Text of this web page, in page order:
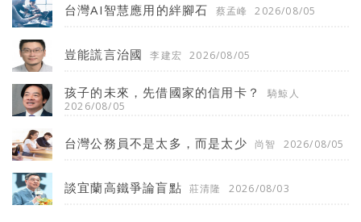
台灣AI智慧應用的絆腳石 蔡孟峰 2026/08/05
豈能謊言治國 李建宏 2026/08/05
孩子的未來，先借國家的信用卡？
騎鯨人
2026/08/05
台灣公務員不是太多，而是太少 尚智 2026/08/05
談宜蘭高鐵爭論盲點 莊清隆 2026/08/03